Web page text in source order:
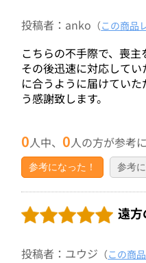
投稿者：anko （この商品
こちらの不手際で、喪主
その後迅速に対応して
に合うように届けてい
う感謝致します。
0人中、0人の方が参考
参考になった！ 参考
遠
投稿者：ユウジ （この商